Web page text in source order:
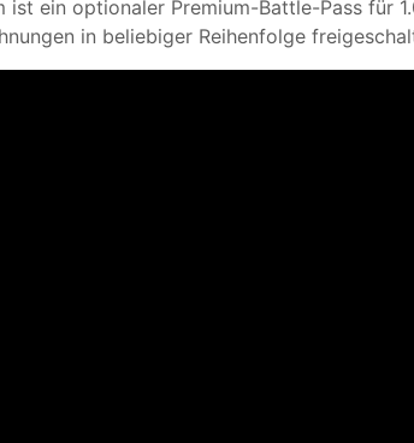
ist ein optionaler Premium-Battle-Pass für
in beliebiger Reihenfolge